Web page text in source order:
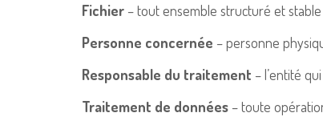
Fichier – tout ensemble structuré et
Personne concernée – personne
Responsable du traitement – l’entité
Traitement de données – toute